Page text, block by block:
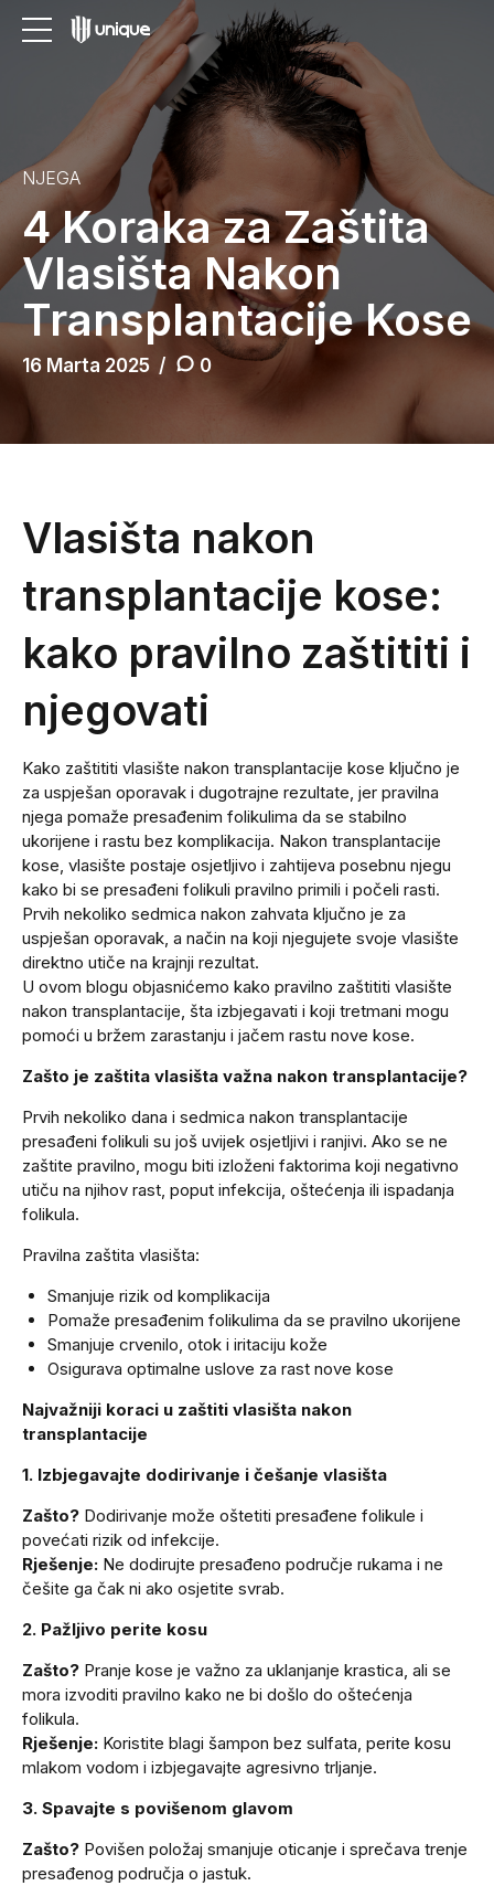
NJEGA
4 Koraka za Zaštita
Vlasišta Nakon
Transplantacije Kose
16 Marta 2025 0
Vlasišta nakon
transplantacije kose:
kako pravilno zaštititi i
njegovati
Kako zaštititi vlasište nakon transplantacije kose ključno je
za uspješan oporavak i dugotrajne rezultate, jer pravilna
njega pomaže presađenim folikulima da se stabilno
ukorijene i rastu bez komplikacija. Nakon transplantacije
kose, vlasište postaje osjetljivo i zahtijeva posebnu njegu
kako bi se presađeni folikuli pravilno primili i počeli rasti.
Prvih nekoliko sedmica nakon zahvata ključno je za
uspješan oporavak, a način na koji njegujete svoje vlasište
direktno utiče na krajnji rezultat.
U ovom blogu objasnićemo kako pravilno zaštititi vlasište
nakon transplantacije, šta izbjegavati i koji tretmani mogu
pomoći u bržem zarastanju i jačem rastu nove kose.
Zašto je zaštita vlasišta važna nakon transplantacije?
Prvih nekoliko dana i sedmica nakon transplantacije
presađeni folikuli su još uvijek osjetljivi i ranjivi. Ako se ne
zaštite pravilno, mogu biti izloženi faktorima koji negativno
utiču na njihov rast, poput infekcija, oštećenja ili ispadanja
folikula.
Pravilna zaštita vlasišta:
Smanjuje rizik od komplikacija
Pomaže presađenim folikulima da se pravilno ukorijene
Smanjuje crvenilo, otok i iritaciju kože
Osigurava optimalne uslove za rast nove kose
Najvažniji koraci u zaštiti vlasišta nakon
transplantacije
1. Izbjegavajte dodirivanje i češanje vlasišta
Zašto? Dodirivanje može oštetiti presađene folikule i
povećati rizik od infekcije.
Rješenje: Ne dodirujte presađeno područje rukama i ne
češite ga čak ni ako osjetite svrab.
2. Pažljivo perite kosu
Zašto? Pranje kose je važno za uklanjanje krastica, ali se
mora izvoditi pravilno kako ne bi došlo do oštećenja
folikula.
Rješenje: Koristite blagi šampon bez sulfata, perite kosu
mlakom vodom i izbjegavajte agresivno trljanje.
3. Spavajte s povišenom glavom
Zašto? Povišen položaj smanjuje oticanje i sprečava trenje
presađenog područja o jastuk.